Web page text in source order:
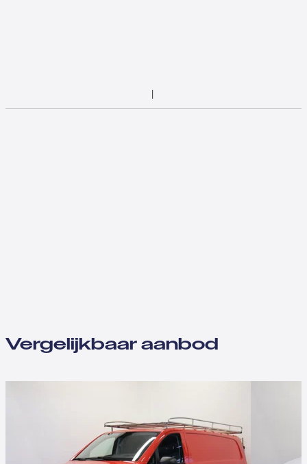
Vergelijkbaar aanbod